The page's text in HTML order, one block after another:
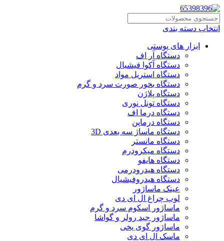
انتخاب دسته بندی
ابزار های پوستی
دستگاه آر اف
دستگاه آکوا فیشیال
دستگاه استریل مواد
دستگاه بخور صورت سرد و گرم
دستگاه پلاژن
دستگاه تونل نوری
دستگاه درما اف
دستگاه درماپن
دستگاه ماساژ سه بعدی 3D
دستگاه مانستر
دستگاه میکرودرم
دستگاه هایفو
دستگاه هیدرودرمی
دستگاه هیدروفیشیال
عینک ماساژور
لوپ چراغ ال ای دی
ماساژور اسکوم سرد و گرم
ماساژور جید رولر و گواشا
ماساژور گوی یخی
ماسک ال ای دی